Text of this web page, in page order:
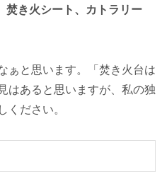
焚き火シート、カトラリー
ぁと思います。「焚き火台は
はあると思いますが、私の独
ください。